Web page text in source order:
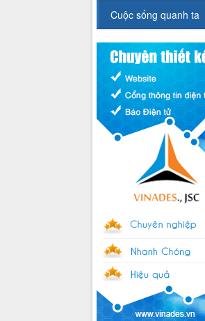
Cuộc sống quanh ta